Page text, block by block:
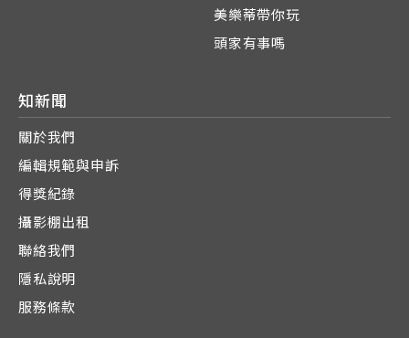
美樂蒂帶你玩
頭家有事嗎
知新聞
關於我們
編輯規範與申訴
得獎紀錄
攝影棚出租
聯絡我們
隱私說明
服務條款